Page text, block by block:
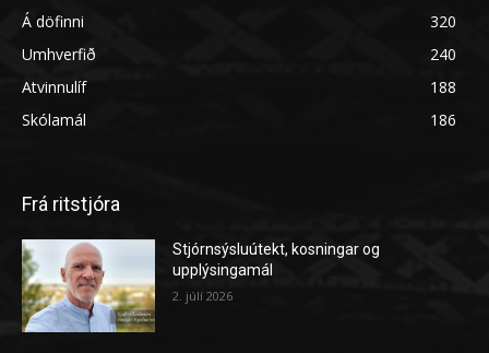
Á döfinni
320
Umhverfið
240
Atvinnulíf
188
Skólamál
186
Frá ritstjóra
Stjórnsýsluútekt, kosningar og
upplýsingamál
2. júlí 2026